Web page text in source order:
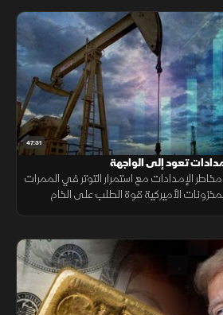
47:31
تعود إلى الواجهة
الإمدادات مع استمرار التوتر في الممرات
الأميركية قوة الطلب على الخام